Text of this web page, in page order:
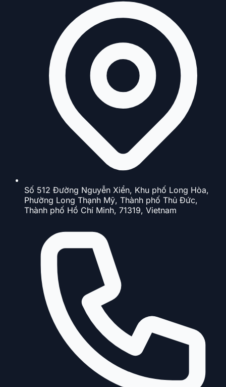
Số 512 Đường Nguyễn Xiển, Khu phố Long Hòa,
Phường Long Thạnh Mỹ, Thành phố Thủ Đức,
Thành phố Hồ Chí Minh, 71319, Vietnam